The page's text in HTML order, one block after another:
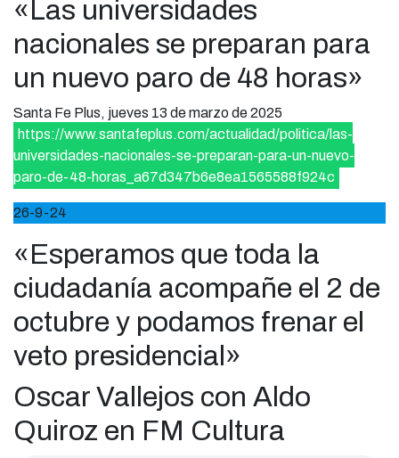
«Las universidades
nacionales se preparan para
un nuevo paro de 48 horas»
Santa Fe Plus, jueves 13 de marzo de 2025
https://www.santafeplus.com/actualidad/politica/las-
universidades-nacionales-se-preparan-para-un-nuevo-
paro-de-48-horas_a67d347b6e8ea1565588f924c
26-9-24
«Esperamos que toda la
ciudadanía acompañe el 2 de
octubre y podamos frenar el
veto presidencial»
Oscar Vallejos con Aldo
Quiroz en FM Cultura